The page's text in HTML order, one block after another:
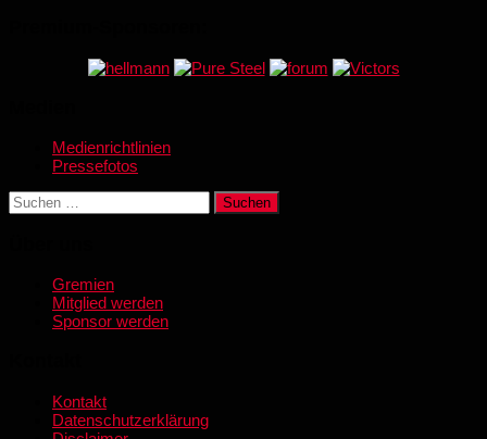
Medienrichtlinien
Pressefotos
Suchen
nach:
Gremien
Mitglied werden
Sponsor werden
Kontakt
Datenschutzerklärung